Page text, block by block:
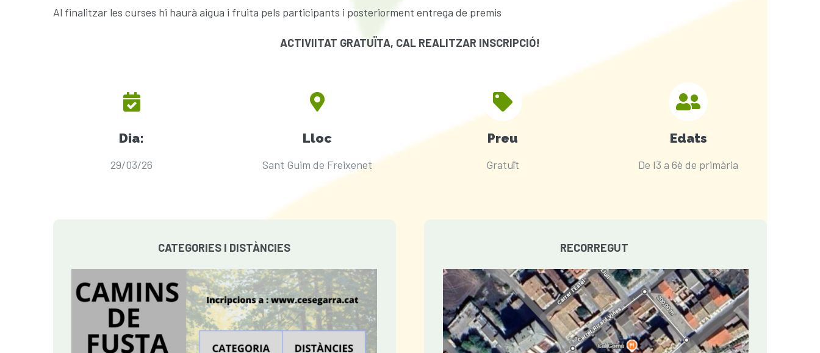
Al finalitzar les curses hi haurà aigua i fruita pels participants i posteriorment entrega de premis
ACTIVIITAT GRATUÏTA, CAL REALITZAR INSCRIPCIÓ!
Dia:
29/03/26
Lloc
Sant Guim de Freixenet
Preu
Gratuït
Edats
De I3 a 6è de primària
CATEGORIES I DISTÀNCIES RECORREGUT